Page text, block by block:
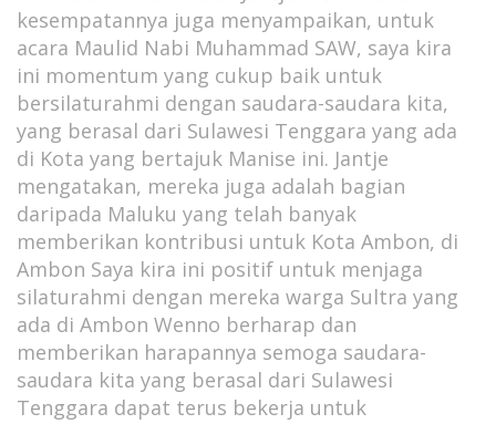
kesempatannya juga menyampaikan, untuk
acara Maulid Nabi Muhammad SAW, saya kira
ini momentum yang cukup baik untuk
bersilaturahmi dengan saudara-saudara kita,
yang berasal dari Sulawesi Tenggara yang ada
di Kota yang bertajuk Manise ini. Jantje
mengatakan, mereka juga adalah bagian
daripada Maluku yang telah banyak
memberikan kontribusi untuk Kota Ambon, di
Ambon Saya kira ini positif untuk menjaga
silaturahmi dengan mereka warga Sultra yang
ada di Ambon Wenno berharap dan
memberikan harapannya semoga saudara-
saudara kita yang berasal dari Sulawesi
Tenggara dapat terus bekerja untuk